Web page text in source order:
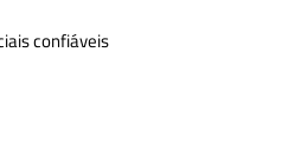
confiáveis